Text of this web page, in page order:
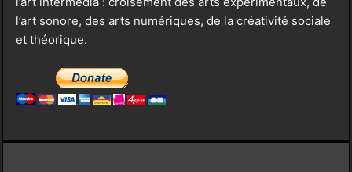
l’art sonore, des arts numériques, de la créativité sociale
et théorique.